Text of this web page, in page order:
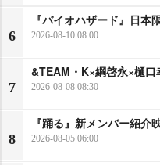
6
『バイオハザード』日本
2026-08-10 08:00
7
&TEAM・K×綱啓永×樋口
2026-08-08 08:30
8
『踊る』新メンバー紹介
2026-08-05 06:00